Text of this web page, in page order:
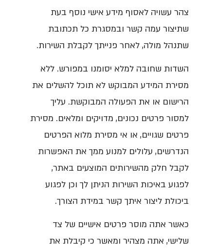
צהר עשויה לאסוף מידע אישי נוסף בעת
שתיצור עמה קשר ובמסגרת כל תכתובת
שתנהל מולה, לאחר פנייתך לקבלת השירות.
השדות שחובה למלא יסומנו במפורש. ללא
מסירת המידע המבוקש לא תוכל להשלים את
הרישום או את הפעולה המבוקשת. עליך
למסור פרטים נכונים, מדויקים ומלאים. מסירת
פרטים שגויים, או אי מסירת מלוא הפרטים
הנדרשים, עלולים למנוע ממך את האפשרות
לקבל חלק מהשירותים המוצעים באתר,
לפגוע באיכות השירות הניתן לך וכן לפגוע
ביכולת ליצור איתך קשר במידת הצורך.
כאשר אתה מוסר פרטים אישיים של צד
שלישי, אתה מצהיר ומאשר כי קיבלת את